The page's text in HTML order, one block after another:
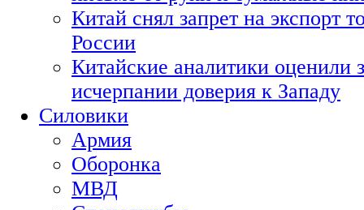
Китай снял запрет на экспорт
России
Китайские аналитики оценили
исчерпании доверия к Западу
Силовики
Армия
Оборонка
МВД